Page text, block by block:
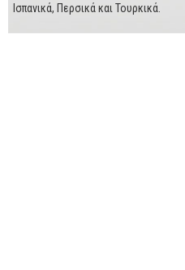
Ισπανικά, Περσικά και Τουρκικά.